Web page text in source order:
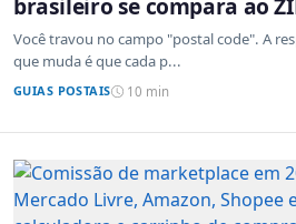
sistemas de outros países
Você travou no campo "postal code". A
que muda é que cada p...
GUIAS POSTAIS 10 min